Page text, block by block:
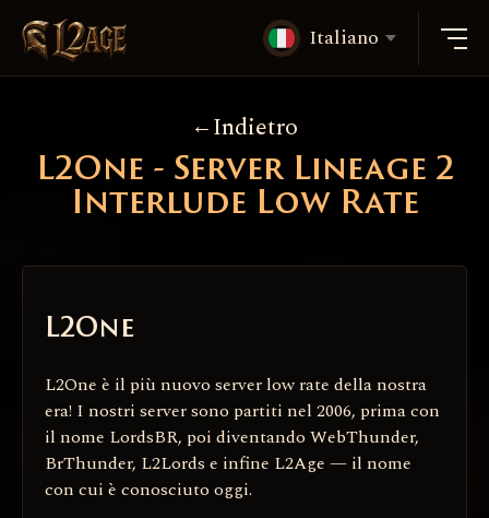
Italiano
Indietro
L2One - Server Lineage 2
Interlude Low Rate
L2One
L2One è il più nuovo server low rate della nostra
era! I nostri server sono partiti nel 2006, prima con
il nome LordsBR, poi diventando WebThunder,
BrThunder, L2Lords e infine L2Age — il nome
con cui è conosciuto oggi.